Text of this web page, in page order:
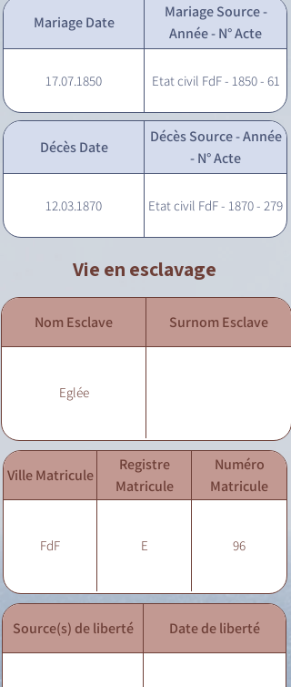
Mariage Date
Mariage Source -
Année - N° Acte
17.07.1850 Etat civil FdF - 1850 - 61
Décès Date
Décès Source - Année
- N° Acte
12.03.1870 Etat civil FdF - 1870 - 279
Vie en esclavage
Nom Esclave Surnom Esclave
Eglée
Ville Matricule
Registre
Matricule
Numéro
Matricule
FdF E 96
Source(s) de liberté Date de liberté